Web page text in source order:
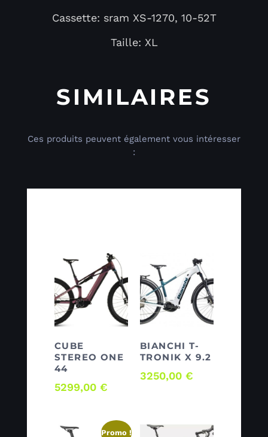
Cassette: sram XS-1270, 10-52T
Taille: XL
SIMILAIRES
Ces produits peuvent également vous intéresser
:
CUBE
STEREO ONE
44
5299,00 €
BIANCHI T-
TRONIK X 9.2
3250,00 €
Promo !